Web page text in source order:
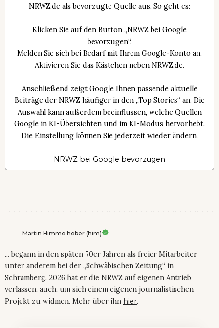
NRWZ.de als bevorzugte Quelle aus. So geht es:
Klicken Sie auf den Button „NRWZ bei Google
bevorzugen“.
Melden Sie sich bei Bedarf mit Ihrem Google-Konto an.
Aktivieren Sie das Kästchen neben NRWZ.de.
Anschließend zeigt Google Ihnen passende aktuelle
Beiträge der NRWZ häufiger in den „Top Stories“ an. Die
Auswahl kann außerdem beeinflussen, welche Quellen
Google in KI-Übersichten und im KI-Modus hervorhebt.
Die Einstellung können Sie jederzeit wieder ändern.
NRWZ bei Google bevorzugen
Martin Himmelheber (him)
... begann in den späten 70er Jahren als freier Mitarbeiter
unter anderem bei der „Schwäbischen Zeitung“ in
Schramberg. 2026 hat er die NRWZ auf eigenen Antrieb
verlassen, auch, um sich einem eigenen journalistischen
Projekt zu widmen. Mehr über ihn hier.